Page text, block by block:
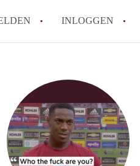
INLOGGEN
How to
Wat is
Wat is
Alle